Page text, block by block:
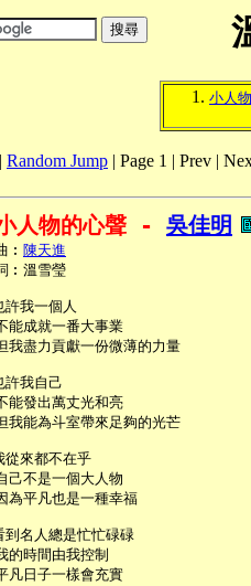
小人
| Random Jump | Page 1 | Prev |
人物的心聲 - 吳佳明
陳天進
︰溫雪瑩
我一個人
成就一番大事業
盡力貢獻一份微薄的力量
我自己
發出萬丈光和亮
能為斗室帶來足夠的光芒
來都不在乎
不是一個大人物
平凡也是一種幸福
名人總是忙忙碌碌
時間由我控制
日子一樣會充實